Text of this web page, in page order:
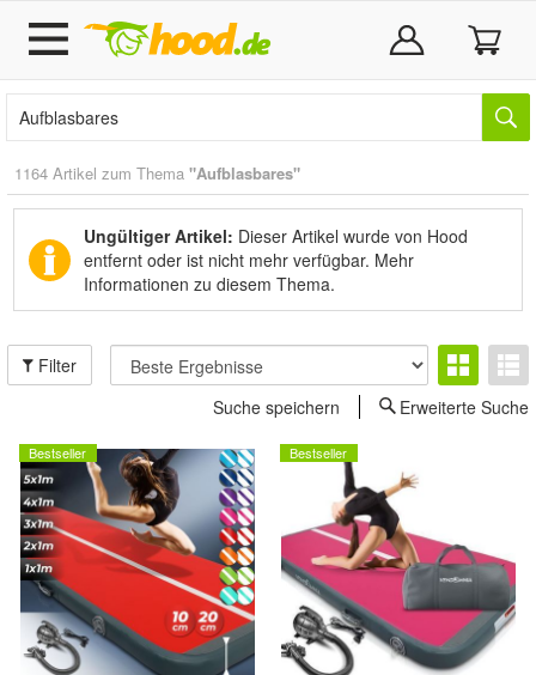
1164 Artikel zum Thema "Aufblasbares"
Ungültiger Artikel: Dieser Artikel wurde von Hood
entfernt oder ist nicht mehr verfügbar. Mehr
Informationen zu diesem Thema.
Filter
Suche speichern
Erweiterte Suche
Bestseller Bestseller